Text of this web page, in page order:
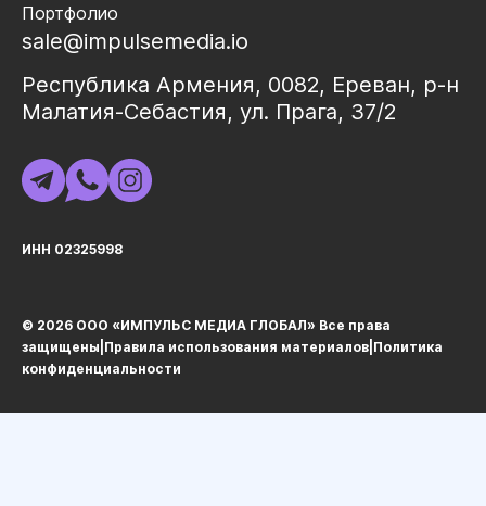
Портфолио
sale@impulsemedia.io
Республика Армения, 0082, Ереван, р-н
Малатия-Себастия, ул. Прага, 37/2
ИНН 02325998
© 2026 ООО «ИМПУЛЬС МЕДИА ГЛОБАЛ» Все права
защищеныㅤ|ㅤ Правила использования материалов Политика
конфиденциальности